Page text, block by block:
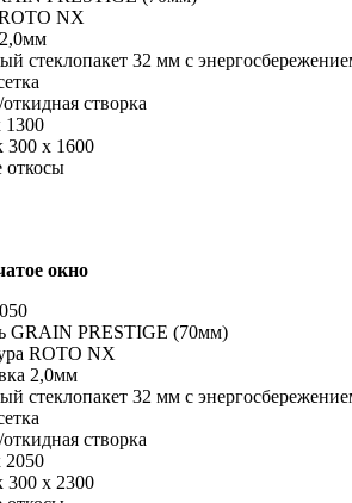
NX
стеклопакет 32 мм с
створка
1300
300 x 1600
откосы
окно
GRAIN PRESTIGE (70мм)
ROTO NX
2,0мм
стеклопакет 32 мм с
створка
2050
300 x 2300